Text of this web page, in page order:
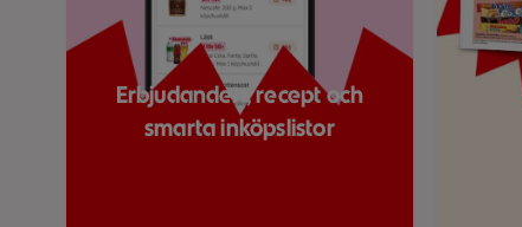
Erbjudanden, recept och
smarta inköpslistor